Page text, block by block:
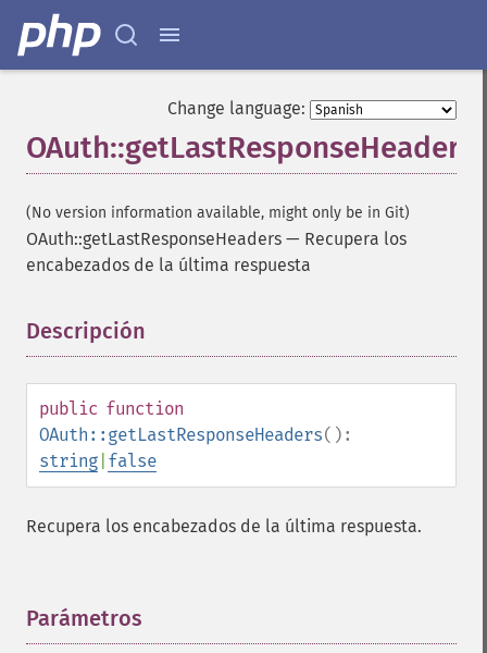
Change language:
OAuth::getLastResponseHeaders
(No version information available, might only be in Git)
OAuth::getLastResponseHeaders — Recupera los
encabezados de la última respuesta
Descripción
public function
OAuth::getLastResponseHeaders():
string false
Recupera los encabezados de la última respuesta.
Parámetros